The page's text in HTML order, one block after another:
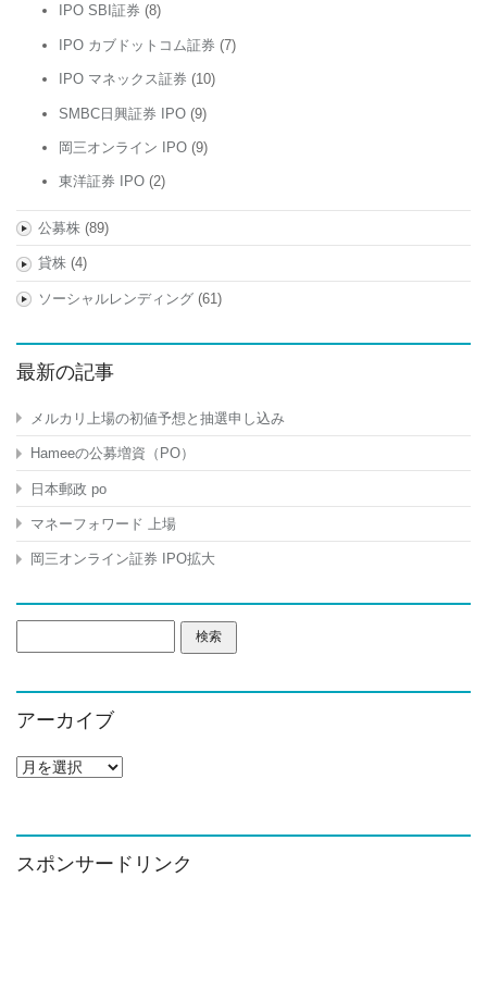
IPO SBI証券 (8)
IPO カブドットコム証券 (7)
IPO マネックス証券 (10)
SMBC日興証券 IPO (9)
岡三オンライン IPO (9)
東洋証券 IPO (2)
公募株(89)
貸株(4)
ソーシャルレンディング(61)
最新の記事
メルカリ上場の初値予想と抽選申し込み
Hameeの公募増資（PO）
日本郵政 po
マネーフォワード 上場
岡三オンライン証券 IPO拡大
索:
アーカイブ
ア
イ
ブ
スポンサードリンク